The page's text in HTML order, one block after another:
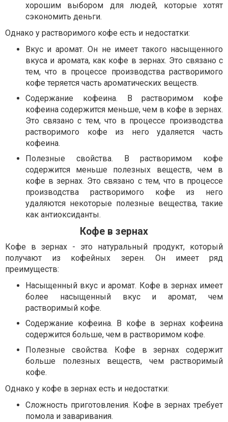
хорошим выбором для людей, которые хотят
сэкономить деньги.
Однако у растворимого кофе есть и недостатки:
Вкус и аромат. Он не имеет такого насыщенного
вкуса и аромата, как кофе в зернах. Это связано с
тем, что в процессе производства растворимого
кофе теряется часть ароматических веществ.
Содержание кофеина. В растворимом кофе
кофеина содержится меньше, чем в кофе в зернах.
Это связано с тем, что в процессе производства
растворимого кофе из него удаляется часть
кофеина.
Полезные свойства. В растворимом кофе
содержится меньше полезных веществ, чем в
кофе в зернах. Это связано с тем, что в процессе
производства растворимого кофе из него
удаляются некоторые полезные вещества, такие
как антиоксиданты.
Кофе в зернах
Кофе в зернах - это натуральный продукт, который
получают из кофейных зерен. Он имеет ряд
преимуществ:
Насыщенный вкус и аромат. Кофе в зернах имеет
более насыщенный вкус и аромат, чем
растворимый кофе.
Содержание кофеина. В кофе в зернах кофеина
содержится больше, чем в растворимом кофе.
Полезные свойства. Кофе в зернах содержит
больше полезных веществ, чем растворимый
кофе.
Однако у кофе в зернах есть и недостатки:
Сложность приготовления. Кофе в зернах требует
помола и заваривания.